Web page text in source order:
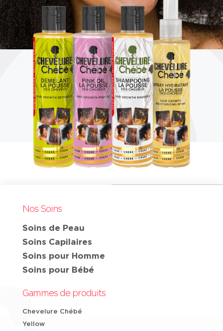
Nos Soins
Soins de Peau
Soins Capilaires
Soins pour Homme
Soins pour Bébé
Gammes de produits
Chevelure Chébé
Yellow